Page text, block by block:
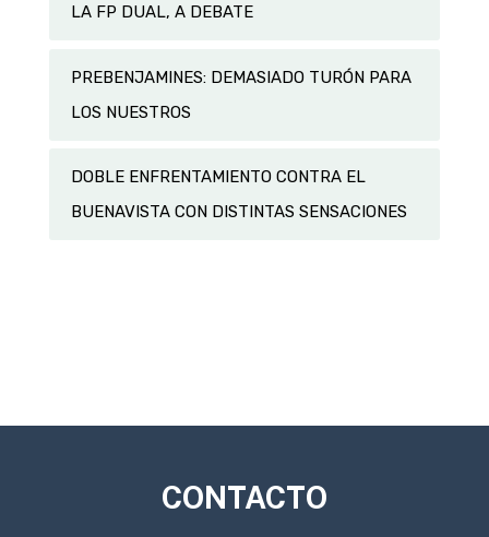
LA FP DUAL, A DEBATE
PREBENJAMINES: DEMASIADO TURÓN PARA
LOS NUESTROS
DOBLE ENFRENTAMIENTO CONTRA EL
BUENAVISTA CON DISTINTAS SENSACIONES
CONTACTO